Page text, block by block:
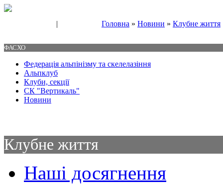
| Головна » Новини » Клубне життя
ФАСХО
Федерація альпінізму та скелелазіння
Альпклуб
Клуби, секції
СК "Вертикаль"
Новини
Клубне життя
Наші досягнення